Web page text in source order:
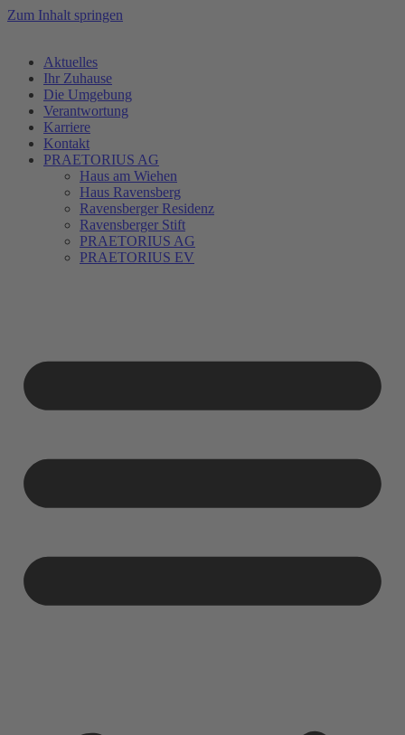
Zum Inhalt springen
Aktuelles
Ihr Zuhause
Die Umgebung
Verantwortung
Karriere
Kontakt
PRAETORIUS AG
Haus am Wiehen
Haus Ravensberg
Ravensberger Residenz
Ravensberger Stift
PRAETORIUS AG
PRAETORIUS EV